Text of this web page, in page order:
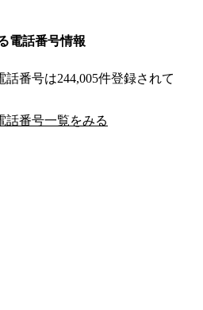
電話番号情報
番号は244,005件登録されて
話番号一覧をみる